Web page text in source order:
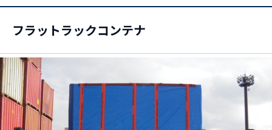
フラットラックコンテナ